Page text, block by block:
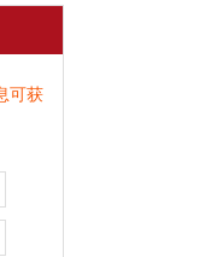
可获